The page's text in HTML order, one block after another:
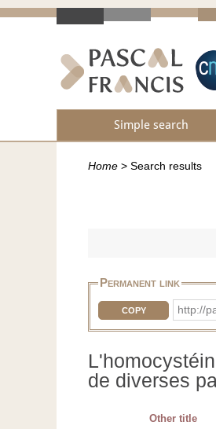
Simple search
Home > Search results
Permanent link
COPY http://
de diverses
Other title